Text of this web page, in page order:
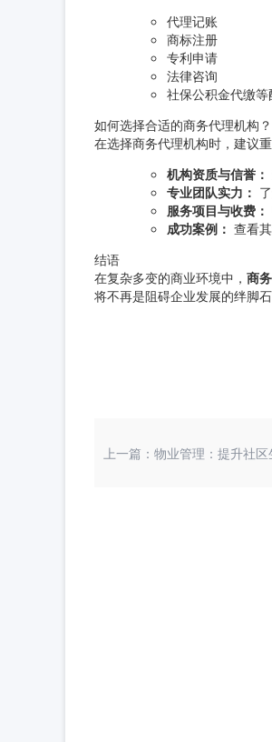
代理记账
商标注册
专利申请
法律咨询
社保公积金代缴等
如何选择合适的商务代理机构？
在选择商务代理机构时，建议
机构资质与信誉：
专业团队实力：
服务项目与收费：
成功案例： 查看
结语
在复杂多变的商业环境中， 商
将不再是阻碍企业发展的绊脚
上一篇：物业管理：提升社